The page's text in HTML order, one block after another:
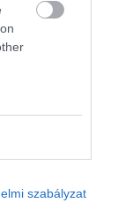
szabályzat